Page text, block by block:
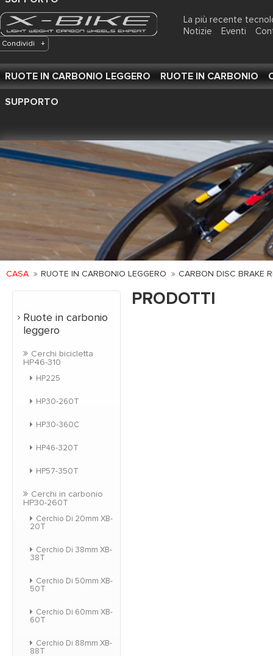
La più recente
Notizie
Eventi
Condividi +
RUOTE IN CARBONIO LEGGERO RUOTE IN CARBONIO
SUPPORTO
CASA RUOTE IN CARBONIO LEGGERO CARBON DISC BRAKE
Ruote in carbonio
leggero
Cerchi bicicletta
HP46-310
HP225
HP30-260T
HP30-360C
HP46-320T
HP57-350T
Cerchi in carbonio
HP30-260T
Cerchio Di 20mm XB-
20T
Cerchio Di 38mm XB-
38T
Cerchio Di 50mm XB-
50T
Cerchio Di 60mm XB-
60T
Cerchio Di 88mm XB-
88T
PRODOTTI